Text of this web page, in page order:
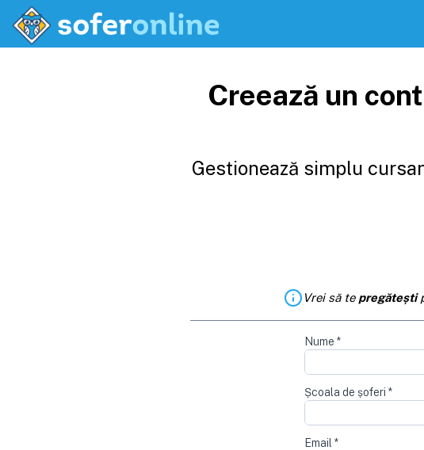
Creează un
Gestionează simplu
Vrei să te pregătești
Nume *
Școala de șoferi *
Email *